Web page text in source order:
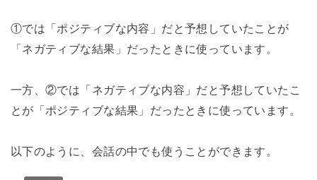
①では「ポジティブな内容」だと予想していたことが
「ネガティブな結果」だったときに使っています。
一方、②では「ネガティブな内容」だと予想していたこ
とが「ポジティブな結果」だったときに使っています。
以下のように、会話の中でも使うことができます。